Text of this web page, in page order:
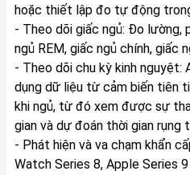
hoặc thiết lập đo tự động
- Theo dõi giấc ngủ: Đo lường,
ngủ REM, giấc ngủ chính, giấc
- Theo dõi chu kỳ kinh nguyệt:
dụng dữ liệu từ cảm biến tiên
khi ngủ, từ đó xem được sự
gian và dự đoán thời gian rụng
- Phát hiện và va chạm khẩn
Watch Series 8, Apple Series